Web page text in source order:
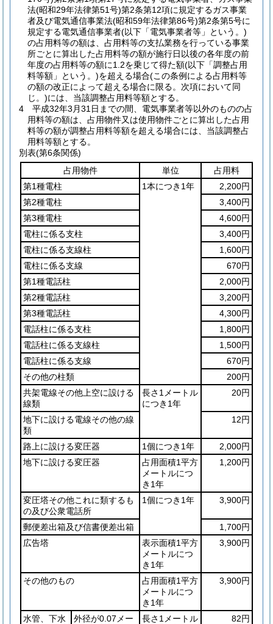
法(昭和29年法律第51号)第2条第12項に規定するガス事業
者及び電気通信事業法(昭和59年法律第86号)第2条第5号に
規定する電気通信事業者(以下「電気事業者等」という。)
の占用料等の額は、占用料等の支払業務を行っている事業
所ごとに算出した占用料等の額が施行日以後の各年度の前
年度の占用料等の額に1.2を乗じて得た額(以下「調整占用
料等額」という。)を超える場合(この条例による占用料等
の額の改正によって超える場合に限る。次項において同
じ。)には、当該調整占用料等額とする。
4
平成32年3月31日までの間、電気事業者等以外のものの占
用料等の額は、占用物件又は使用物件ごとに算出した占用
料等の額が調整占用料等額を超える場合には、当該調整占
用料等額とする。
別表(第6条関係)
占用物件
単位
占用料
第1種電柱
1本につき1年
2,200円
第2種電柱
3,400円
第3種電柱
4,600円
電柱に係る支柱
3,400円
電柱に係る支線柱
1,600円
電柱に係る支線
670円
第1種電話柱
2,000円
第2種電話柱
3,200円
第3種電話柱
4,300円
電話柱に係る支柱
1,800円
電話柱に係る支線柱
1,500円
電話柱に係る支線
670円
その他の柱類
200円
共架電線その他上空に設ける
線類
長さ1メートル
につき1年
20円
地下に設ける電線その他の線
類
12円
路上に設ける変圧器 1個につき1年
2,000円
地下に設ける変圧器
占用面積1平方
メートルにつ
き1年
1,200円
変圧塔その他これに類するも
の及び公衆電話所
1個につき1年 3,900円
郵便差出箱及び信書便差出箱
1,700円
広告塔
表示面積1平方
メートルにつ
き1年
3,900円
その他のもの
占用面積1平方
メートルにつ
き1年
3,900円
水管、下水
外径が0.07メー
長さ1メートル
82円